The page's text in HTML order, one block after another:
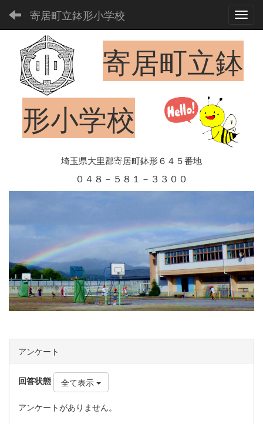
寄居町立鉢形小学校
寄居町立鉢
形小学校
埼玉県大里郡寄居町鉢形６４５番地
０４８－５８１－３３００
アンケート
回答状態 全て表示
アンケートがありません。